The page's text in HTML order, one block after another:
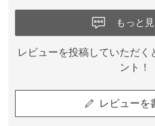
もっと
レビューを投稿していただく
ント！
レビューを